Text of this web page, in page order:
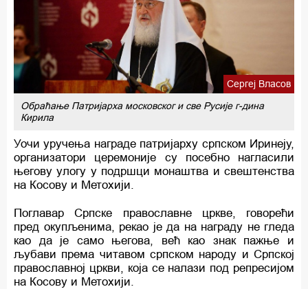
Сергеј Власов
Обраћање Патријарха московског и све Русије г-дина
Кирила
Уочи уручења награде патријарху српском Иринеју,
организатори церемоније су посебно нагласили
његову улогу у подршци монаштва и свештенства
на Косову и Метохији.
Поглавар Српске православне цркве, говорећи
пред окупљенима, рекао је да на награду не гледа
као да је само његова, већ као знак пажње и
љубави према читавом српском народу и Српској
православној цркви, која се налази под репресијом
на Косову и Метохији.